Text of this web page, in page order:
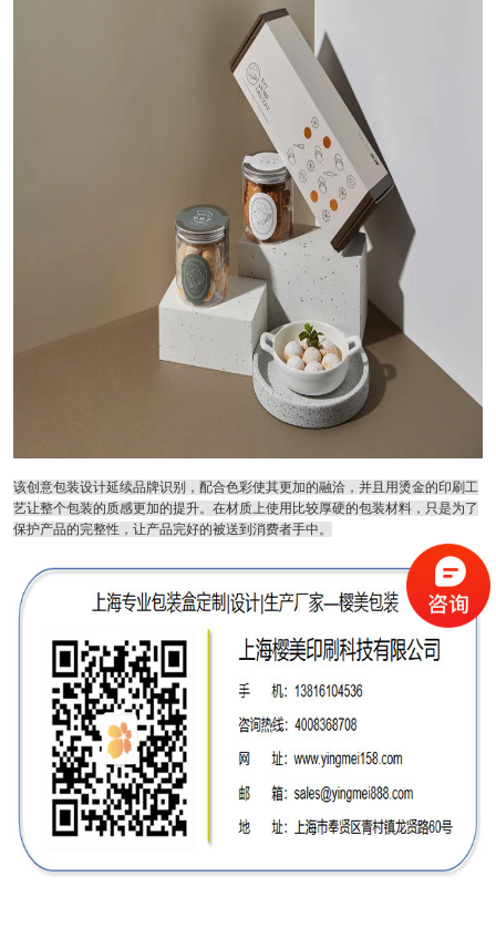
该创意包装设计延续品牌识别，配合色彩使其更加的融洽，并且用烫金的印刷工
艺让整个包装的质感更加的提升。在材质上使用比较厚硬的包装材料，只是为了
保护产品的完整性，让产品完好的被送到消费者手中。